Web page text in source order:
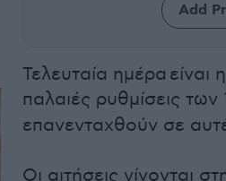
Add
Τελευταία ημέρα είναι
παλαιές ρυθμίσεις των
επανενταχθούν σε
Οι αιτήσεις γίνονται